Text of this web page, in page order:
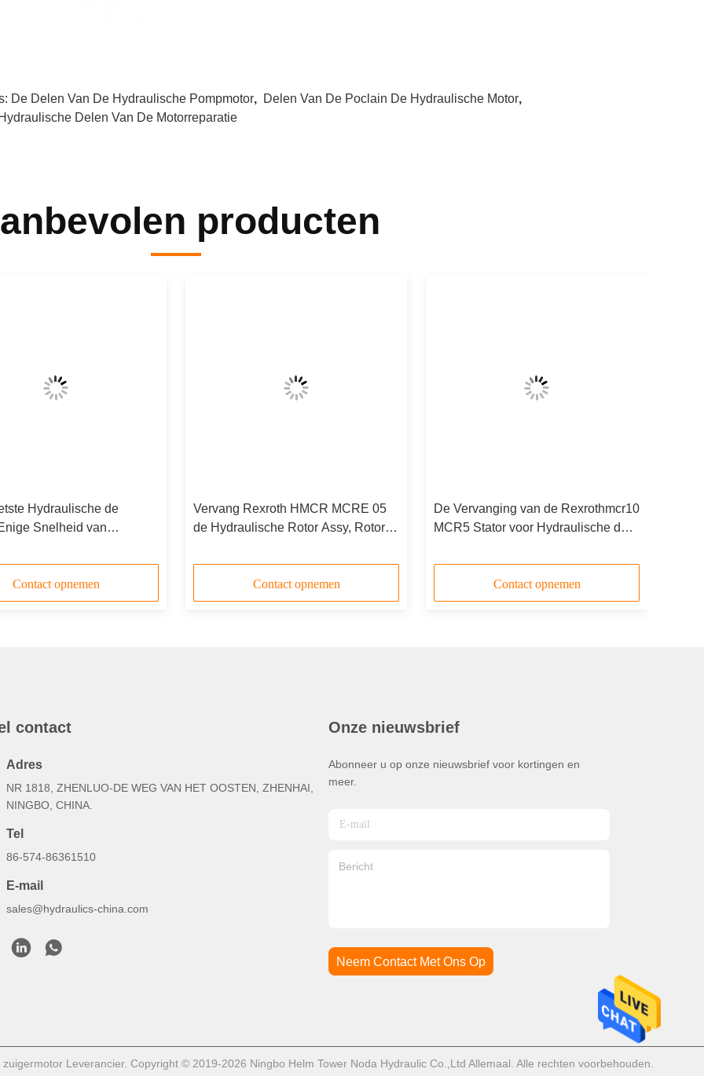
De Delen Van De Hydraulische Pompmotor, Delen Van De Poclain De Hydraulische Motor,
Delen Van De Motorreparatie
producten
Hydraulische de
Snelheid van
Rotory
Contact opnemen
Vervang Rexroth HMCR MCRE 05
de Hydraulische Rotor Assy, Rotory-
Contact opnemen
De Vervanging van de Rexrothmcr10
MCR5 Stator voor Hydraulische de
Aandrijvingsmotor
Contact opnemen
contact
Adres
NR 1818, ZHENLUO-DE WEG VAN HET OOSTEN, ZHENHAI,
NINGBO, CHINA.
Tel
86-574-86361510
E-mail
sales@hydraulics-china.com
Onze nieuwsbrief
Abonneer u op onze nieuwsbrief voor kortingen en
meer.
Neem Contact Met Ons Op
Leverancier. Copyright © 2019-2026 Ningbo Helm Tower Noda Hydraulic Co.,Ltd Allemaal. Alle rechten voorbehouden.